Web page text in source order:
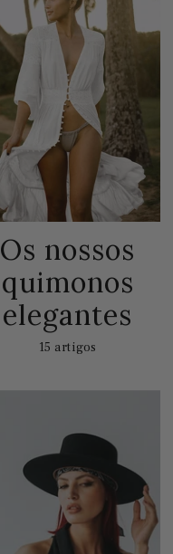
Os nossos
quimonos
elegantes
15 artigos